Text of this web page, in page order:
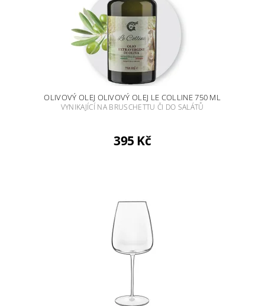
OLIVOVÝ OLEJ OLIVOVÝ OLEJ LE COLLINE 750 ML
VYNIKAJÍCÍ NA BRUSCHETTU ČI DO SALÁTŮ
395 Kč